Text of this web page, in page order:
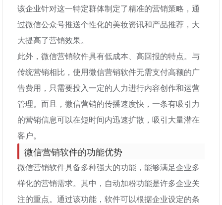
该企业针对这一特定群体制定了精准的营销策略，通
过微信公众号推送个性化的美妆资讯和产品推荐，大
大提高了营销效果。
此外，微信营销软件具有低成本、高回报的特点。与
传统营销相比，使用微信营销软件无需支付高额的广
告费用，只需要投入一定的人力进行内容创作和运营
管理。而且，微信营销的传播速度快，一条有吸引力
的营销信息可以在短时间内迅速扩散，吸引大量潜在
客户。
微信营销软件的功能优势
微信营销软件具备多种强大的功能，能够满足企业多
样化的营销需求。其中，自动加粉功能是许多企业关
注的重点。通过该功能，软件可以根据企业设定的条